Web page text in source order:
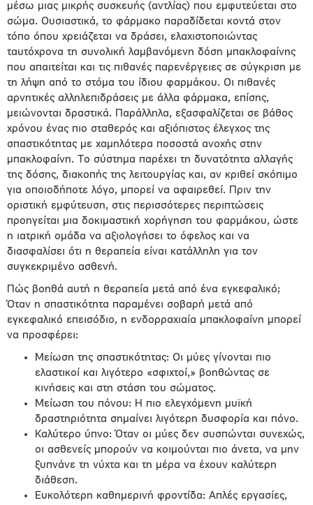
μέσω μιας μικρής συσκευής (αντλίας) που εμφυτεύεται στο
σώμα. Ουσιαστικά, το φάρμακο παραδίδεται κοντά στον
τόπο όπου χρειάζεται να δράσει, ελαχιστοποιώντας
ταυτόχρονα τη συνολική λαμβανόμενη δόση μπακλοφαίνης
που απαιτείται και τις πιθανές παρενέργειες σε σύγκριση με
τη λήψη από το στόμα του ίδιου φαρμάκου. Οι πιθανές
αρνητικές αλληλεπιδράσεις με άλλα φάρμακα, επίσης,
μειώνονται δραστικά. Παράλληλα, εξασφαλίζεται σε βάθος
χρόνου ένας πιο σταθερός και αξιόπιστος έλεγχος της
σπαστικότητας με χαμηλότερα ποσοστά ανοχής στην
μπακλοφαίνη. Το σύστημα παρέχει τη δυνατότητα αλλαγής
της δόσης, διακοπής της λειτουργίας και, αν κριθεί σκόπιμο
για οποιοδήποτε λόγο, μπορεί να αφαιρεθεί. Πριν την
οριστική εμφύτευση, στις περισσότερες περιπτώσεις
προηγείται μια δοκιμαστική χορήγηση του φαρμάκου, ώστε
η ιατρική ομάδα να αξιολογήσει το όφελος και να
διασφαλίσει ότι η θεραπεία είναι κατάλληλη για τον
συγκεκριμένο ασθενή.
Πώς βοηθά αυτή η θεραπεία μετά από ένα εγκεφαλικό;
Όταν η σπαστικότητα παραμένει σοβαρή μετά από
εγκεφαλικό επεισόδιο, η ενδορραχιαία μπακλοφαίνη μπορεί
να προσφέρει:
Μείωση της σπαστικότητας: Οι μύες γίνονται πιο
ελαστικοί και λιγότερο «σφιχτοί,» βοηθώντας σε
κινήσεις και στη στάση του σώματος.
Μείωση του πόνου: Η πιο ελεγχόμενη μυϊκή
δραστηριότητα σημαίνει λιγότερη δυσφορία και πόνο.
Καλύτερο ύπνο: Όταν οι μύες δεν συσπώνται συνεχώς,
οι ασθενείς μπορούν να κοιμούνται πιο άνετα, να μην
ξυπνάνε τη νύχτα και τη μέρα να έχουν καλύτερη
διάθεση.
Ευκολότερη καθημερινή φροντίδα: Απλές εργασίες,